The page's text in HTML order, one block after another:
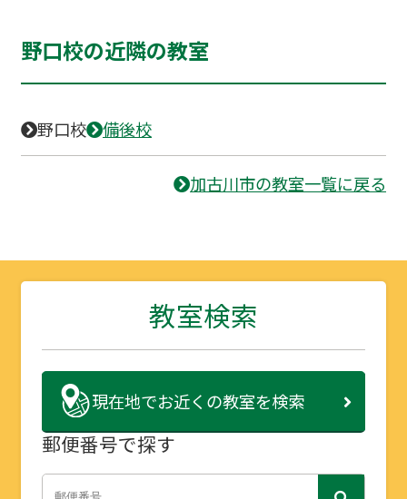
野口校の近隣の教室
野口校 備後校
加古川市の教室一覧に戻る
教室検索
現在地でお近くの教室を検索
郵便番号で探す